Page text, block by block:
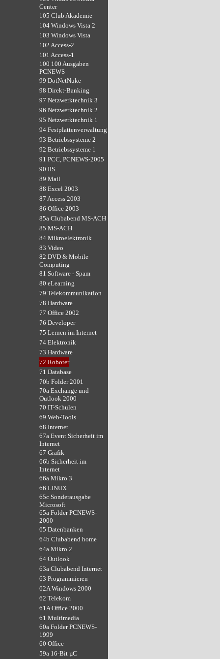
Center
105 Club Akademie
104 Windows Vista 2
103 Windows Vista
102 Access-2
101 Access-1
100 100 Ausgaben
PCNEWS
99 DotNetNuke
98 Direkt-Banking
97 Netzwerktechnik 3
96 Netzwerktechnik 2
95 Netzwerktechnik 1
94 Festplattenverwaltung
93 Betriebssysteme 2
92 Betriebssysteme 1
91 PCC, PCNEWS-2005
90 IIS
89 Mail
88 Excel 2003
87 Access 2003
86 Office 2003
85a Clubabend MS-ACH
85 MS-ACH
84 Mikroelektronik
83 Video
82 DVD & Mobile
Computing
81 Software - Spam
80 eLearning
79 Telekommunikation
78 Hardware
77 Office 2002
76 Developer
75 Lernen im Internet
74 Elektronik
73 Hardware
72 Roboter
71 Database
70b Folder 2001
70a Exchange und
Outlook 2000
70 IT-Schulen
69 Web-Tools
68 Internet
67a Event Sicherheit im
Internet
67 Grafik
66b Sicherheit im
Internet
66a Mikro 3
66 LINUX
65c Sonderausgabe
Microsoft
65a Folder PCNEWS-
2000
65 Datenbanken
64b Clubabend home
64a Mikro 2
64 Outlook
63a Clubabend Internet
63 Programmieren
62A Windows 2000
62 Telekom
61A Office 2000
61 Multimedia
60a Folder PCNEWS-
1999
60 Office
59a 16-Bit µC